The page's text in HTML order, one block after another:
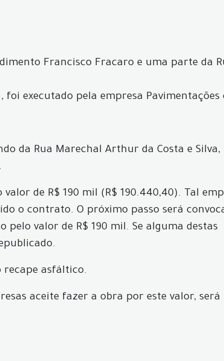
Francisco Fracaro e uma parte da
foi executado pela empresa
da Rua Marechal Arthur da Costa e Silva,
de R$ 190 mil (R$ 190.440,40). Tal
o contrato. O próximo passo será
valor de R$ 190 mil. Se alguma
recape asfáltico.
aceite fazer a obra por este valor,